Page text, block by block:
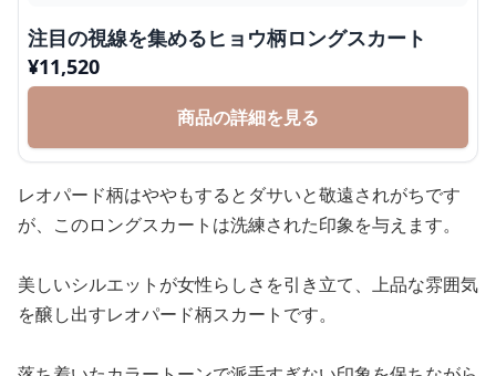
注目の視線を集めるヒョウ柄ロングスカート
¥11,520
商品の詳細を見る
レオパード柄はややもするとダサいと敬遠されがちです
が、このロングスカートは洗練された印象を与えます。
美しいシルエットが女性らしさを引き立て、上品な雰囲気
を醸し出すレオパード柄スカートです。